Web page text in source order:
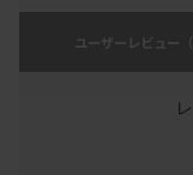
ユーザーレビュー